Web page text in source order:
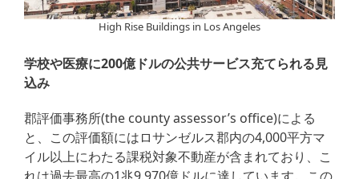
High Rise Buildings in Los Angeles
学校や医療に200億ドルの公共サービス充てられる見
込み
郡評価事務所(the county assessor’s office)による
と、この評価額にはロサンゼルス郡内の4,000平方マ
イル以上にわたる課税対象不動産が含まれており、こ